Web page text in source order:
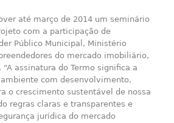
até março de 2014 um seminário
com a participação de
Público Municipal, Ministério
do mercado imobiliário,
assinatura do Termo significa a
com desenvolvimento,
o crescimento sustentável de nossa
regras claras e transparentes e
jurídica do mercado